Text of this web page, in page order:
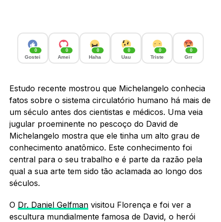
0
Gostei
0
Amei
0
Haha
0
Uau
0
Triste
0
Grr
Estudo recente mostrou que Michelangelo conhecia
fatos sobre o sistema circulatório humano há mais de
um século antes dos cientistas e médicos. Uma veia
jugular proeminente no pescoço do David de
Michelangelo mostra que ele tinha um alto grau de
conhecimento anatômico. Este conhecimento foi
central para o seu trabalho e é parte da razão pela
qual a sua arte tem sido tão aclamada ao longo dos
séculos.
O Dr. Daniel Gelfmanvisitou Florença e foi ver a
escultura mundialmente famosa de David, o herói